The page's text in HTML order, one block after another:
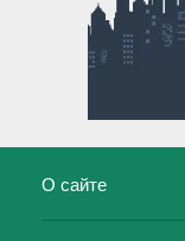
О сайте